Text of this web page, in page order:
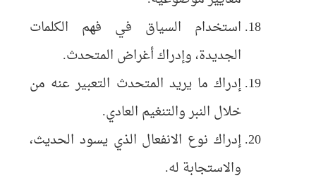
استخدام السياق في فهم الكلمات
الجديدة، وإدراك أغراض المتحدث.
إدراك ما يريد المتحدث التعبير عنه من
خلال النبر والتنغيم العادي.
إدراك نوع الانفعال الذي يسود الحديث،
والاستجابة له.